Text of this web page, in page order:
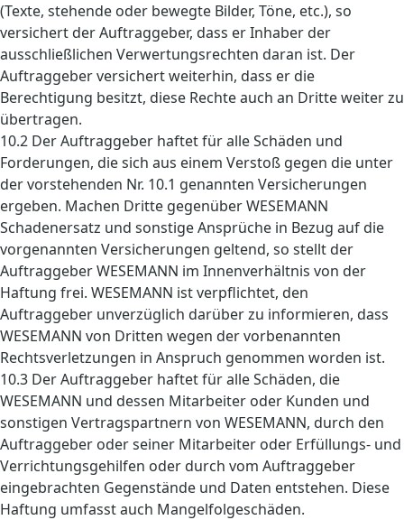
(Texte, stehende oder bewegte Bilder, Töne, etc.), so
versichert der Auftraggeber, dass er Inhaber der
ausschließlichen Verwertungsrechten daran ist. Der
Auftraggeber versichert weiterhin, dass er die
Berechtigung besitzt, diese Rechte auch an Dritte weiter zu
übertragen.
10.2 Der Auftraggeber haftet für alle Schäden und
Forderungen, die sich aus einem Verstoß gegen die unter
der vorstehenden Nr. 10.1 genannten Versicherungen
ergeben. Machen Dritte gegenüber WESEMANN
Schadenersatz und sonstige Ansprüche in Bezug auf die
vorgenannten Versicherungen geltend, so stellt der
Auftraggeber WESEMANN im Innenverhältnis von der
Haftung frei. WESEMANN ist verpflichtet, den
Auftraggeber unverzüglich darüber zu informieren, dass
WESEMANN von Dritten wegen der vorbenannten
Rechtsverletzungen in Anspruch genommen worden ist.
10.3 Der Auftraggeber haftet für alle Schäden, die
WESEMANN und dessen Mitarbeiter oder Kunden und
sonstigen Vertragspartnern von WESEMANN, durch den
Auftraggeber oder seiner Mitarbeiter oder Erfüllungs- und
Verrichtungsgehilfen oder durch vom Auftraggeber
eingebrachten Gegenstände und Daten entstehen. Diese
Haftung umfasst auch Mangelfolgeschäden.